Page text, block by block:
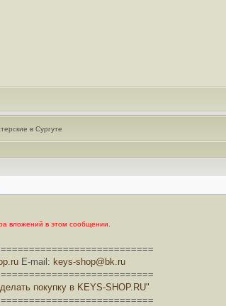
в Сургуте
вложений в этом сообщении.
E-mail: keys-shop@bk.ru
покупку в KEYS-SHOP.RU"